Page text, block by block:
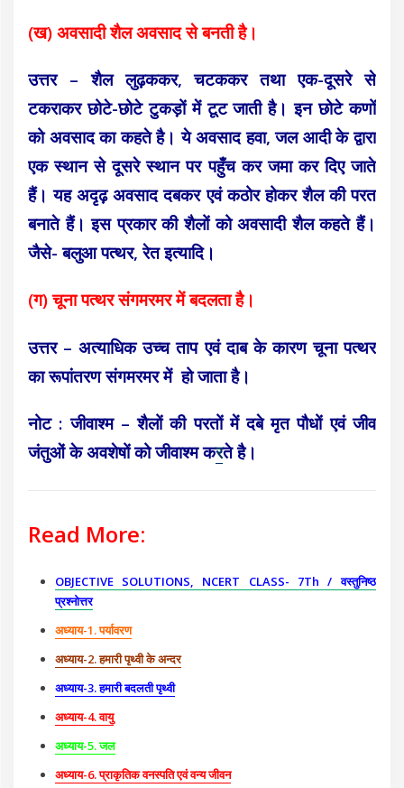
(ख) अवसादी शैल अवसाद से बनती है।
उत्तर – शैल लुढ़ककर, चटककर तथा एक-दूसरे से
टकराकर छोटे-छोटे टुकड़ों में टूट जाती है। इन छोटे कणों
को अवसाद का कहते है। ये अवसाद हवा, जल आदी के द्वारा
एक स्थान से दूसरे स्थान पर पहुँच कर जमा कर दिए जाते
हैं। यह अदृढ़ अवसाद दबकर एवं कठोर होकर शैल की परत
बनाते हैं। इस प्रकार की शैलों को अवसादी शैल कहते हैं।
जैसे- बलुआ पत्थर, रेत इत्यादि।
(ग) चूना पत्थर संगमरमर में बदलता है।
उत्तर – अत्याधिक उच्च ताप एवं दाब के कारण चूना पत्थर
का रूपांतरण संगमरमर में हो जाता है।
नोट : जीवाश्म – शैलों की परतों में दबे मृत पौधों एवं जीव
जंतुओं के अवशेषों को जीवाश्म करते है।
Read More:
OBJECTIVE SOLUTIONS, NCERT CLASS- 7Th / वस्तुनिष्ठ
प्रश्नोत्तर
अध्याय-1. पर्यावरण
अध्याय-2. हमारी पृथ्वी के अन्दर
अध्याय-3. हमारी बदलती पृथ्वी
अध्याय-4. वायु
अध्याय-5. जल
अध्याय-6. प्राकृतिक वनस्पति एवं वन्य जीवन